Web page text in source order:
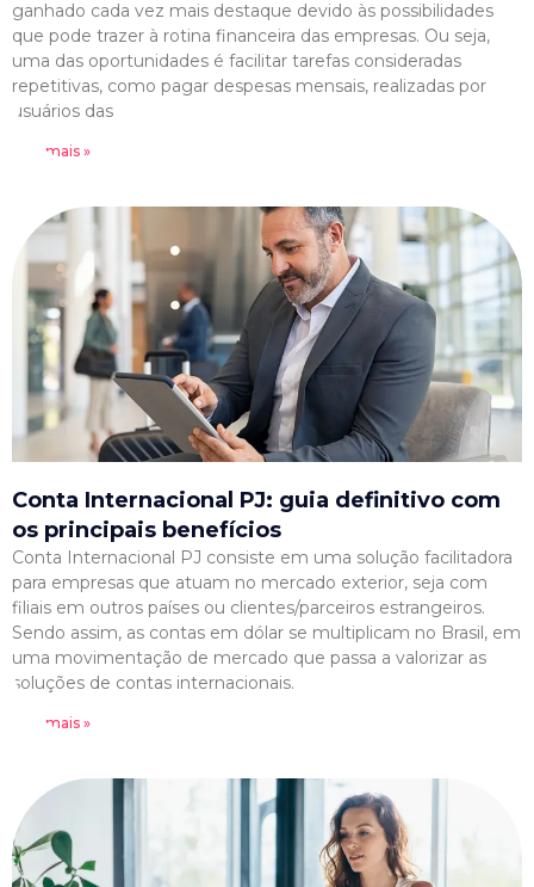
ganhado cada vez mais destaque devido às possibilidades
que pode trazer à rotina financeira das empresas. Ou seja,
uma das oportunidades é facilitar tarefas consideradas
repetitivas, como pagar despesas mensais, realizadas por
usuários das
Leia mais »
Conta Internacional PJ: guia definitivo com
os principais benefícios
Conta Internacional PJ consiste em uma solução facilitadora
para empresas que atuam no mercado exterior, seja com
filiais em outros países ou clientes/parceiros estrangeiros.
Sendo assim, as contas em dólar se multiplicam no Brasil, em
uma movimentação de mercado que passa a valorizar as
soluções de contas internacionais.
Leia mais »